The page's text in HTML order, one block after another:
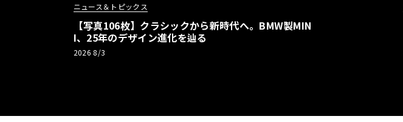
ニュース＆トピックス
【写真106枚】クラシックから新時代へ。BMW製MIN
I、25年のデザイン進化を辿る
2026 8/3